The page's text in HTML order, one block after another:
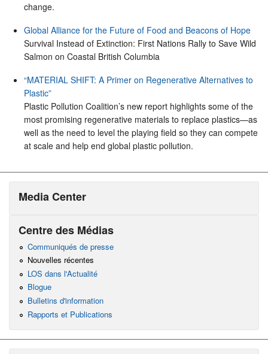
change.
Global Alliance for the Future of Food and Beacons of Hope
Survival Instead of Extinction: First Nations Rally to Save Wild
Salmon on Coastal British Columbia
“MATERIAL SHIFT: A Primer on Regenerative Alternatives to
Plastic”
Plastic Pollution Coalition’s new report highlights some of the
most promising regenerative materials to replace plastics—as
well as the need to level the playing field so they can compete
at scale and help end global plastic pollution.
Media Center
Centre des Médias
Communiqués de presse
Nouvelles récentes
LOS dans l'Actualité
Blogue
Bulletins d'information
Rapports et Publications